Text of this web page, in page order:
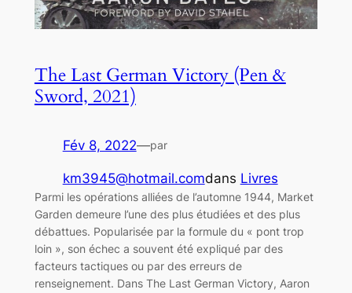
The Last German Victory (Pen &
Sword, 2021)
Fév 8, 2022—par
km3945@hotmail.comdans Livres
Parmi les opérations alliées de l’automne 1944, Market
Garden demeure l’une des plus étudiées et des plus
débattues. Popularisée par la formule du « pont trop
loin », son échec a souvent été expliqué par des
facteurs tactiques ou par des erreurs de
renseignement. Dans The Last German Victory, Aaron